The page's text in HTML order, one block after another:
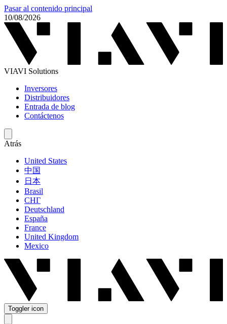
Pasar al contenido principal
10/08/2026
VIAVI Solutions
Inversores
Distribuidores
Entrada de blog
Contáctenos
Atrás
United States
中国
日本
Brasil
СНГ
Deutschland
España
France
United Kingdom
Mexico
Toggler icon